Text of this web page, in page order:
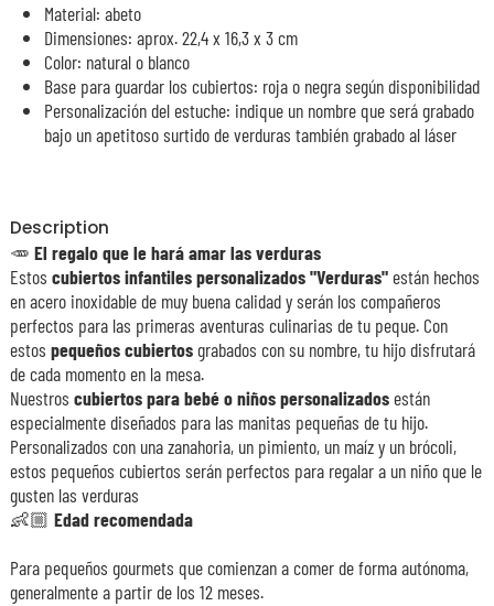
Material: abeto
Dimensiones: aprox. 22,4 x 16,3 x 3 cm
Color: natural o blanco
Base para guardar los cubiertos: roja o negra según disponibilidad
Personalización del estuche: indique un nombre que será grabado
bajo un apetitoso surtido de verduras también grabado al láser
Description
🥕 El regalo que le hará amar las verduras
Estos cubiertos infantiles personalizados "Verduras"están hechos
en acero inoxidable de muy buena calidad y serán los compañeros
perfectos para las primeras aventuras culinarias de tu peque. Con
estos pequeños cubiertosgrabados con su nombre, tu hijo disfrutará
de cada momento en la mesa.
Nuestros cubiertos para bebé o niños personalizadosestán
especialmente diseñados para las manitas pequeñas de tu hijo.
Personalizados con una zanahoria, un pimiento, un maíz y un brócoli,
estos pequeños cubiertos serán perfectos para regalar a un niño que le
gusten las verduras
👶🏼 Edad recomendada
Para pequeños gourmets que comienzan a comer de forma autónoma,
generalmente a partir de los 12 meses.